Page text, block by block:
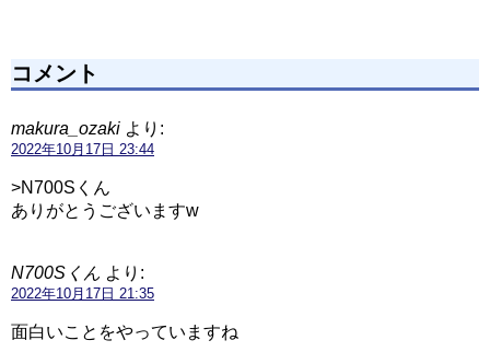
コメント
makura_ozaki より:
2022年10月17日 23:44
>N700Sくん
ありがとうございますw
N700Sくん より:
2022年10月17日 21:35
面白いことをやっていますね